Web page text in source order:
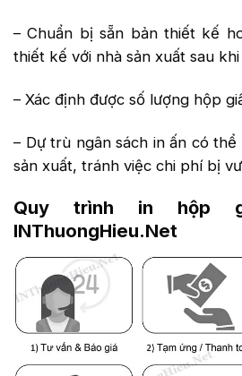
– Chuẩn bị sẵn bản thiết kế
thiết kế với nhà sản xuất sau
– Xác định được số lượng hộp
– Dự trù ngân sách in ấn có
sản xuất, tránh việc chi phí bị
Quy trình in hộp
INThuongHieu.Net